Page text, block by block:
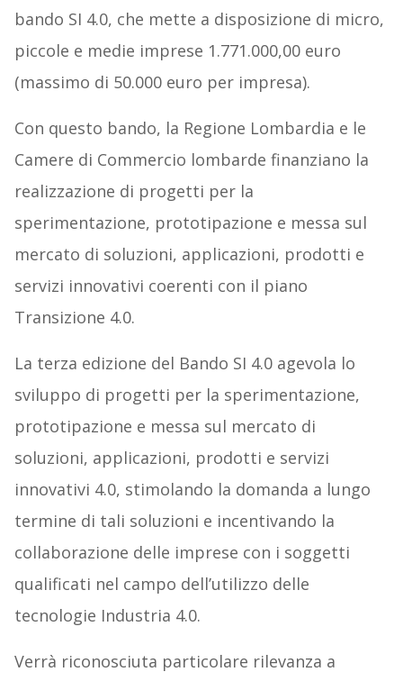
bando SI 4.0, che mette a disposizione di micro,
piccole e medie imprese 1.771.000,00 euro
(massimo di 50.000 euro per impresa).
Con questo bando, la Regione Lombardia e le
Camere di Commercio lombarde finanziano la
realizzazione di progetti per la
sperimentazione, prototipazione e messa sul
mercato di soluzioni, applicazioni, prodotti e
servizi innovativi coerenti con il piano
Transizione 4.0.
La terza edizione del Bando SI 4.0 agevola lo
sviluppo di progetti per la sperimentazione,
prototipazione e messa sul mercato di
soluzioni, applicazioni, prodotti e servizi
innovativi 4.0, stimolando la domanda a lungo
termine di tali soluzioni e incentivando la
collaborazione delle imprese con i soggetti
qualificati nel campo dell’utilizzo delle
tecnologie Industria 4.0.
Verrà riconosciuta particolare rilevanza a